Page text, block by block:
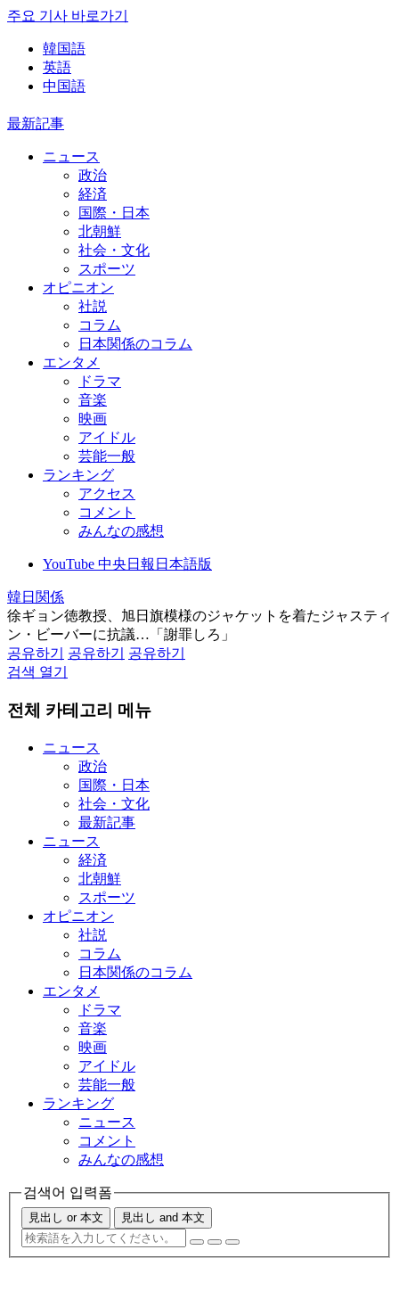
주요 기사 바로가기
韓国語
英語
中国語
最新記事
ニュース
政治
経済
国際・日本
北朝鮮
社会・文化
スポーツ
オピニオン
社説
コラム
日本関係のコラム
エンタメ
ドラマ
音楽
映画
アイドル
芸能一般
ランキング
アクセス
コメント
みんなの感想
YouTube 中央日報日本語版
韓日関係
徐ギョン徳教授、旭日旗模様のジャケットを着たジャスティ
ン・ビーバーに抗議…「謝罪しろ」
공유하기
공유하기
공유하기
검색 열기
전체 카테고리 메뉴
ニュース
政治
国際・日本
社会・文化
最新記事
ニュース
経済
北朝鮮
スポーツ
オピニオン
社説
コラム
日本関係のコラム
エンタメ
ドラマ
音楽
映画
アイドル
芸能一般
ランキング
ニュース
コメント
みんなの感想
검색어 입력폼
見出し or 本文 見出し and 本文